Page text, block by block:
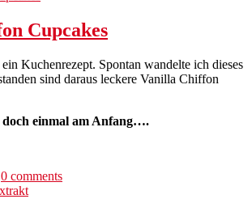
Cupcakes
Kuchenrezept. Spontan wandelte ich dieses
sind daraus leckere Vanilla Chiffon
einmal am Anfang….
0 comments